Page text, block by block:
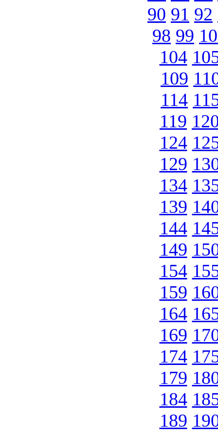
90 91 92
98 99
104
109
114
119
124
129
134
139
144
149
154
159
164
169
174
179
184
189